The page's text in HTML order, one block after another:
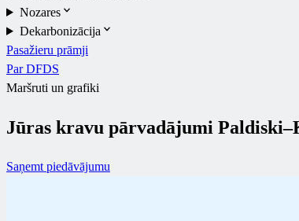
Nozares
Dekarbonizācija
Pasažieru prāmji
Par DFDS
Maršruti un grafiki
Jūras kravu pārvadājumi
Saņemt piedāvājumu